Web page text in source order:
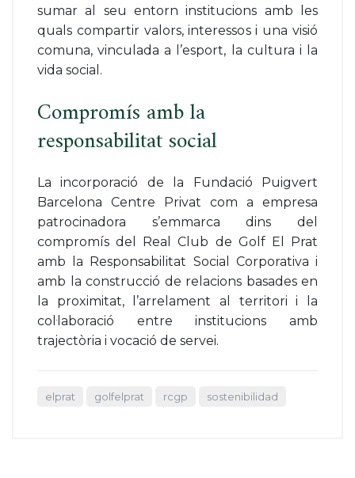
sumar al seu entorn institucions amb les
quals compartir valors, interessos i una visió
comuna, vinculada a l’esport, la cultura i la
vida social.
Compromís amb la
responsabilitat social
La incorporació de la Fundació Puigvert
Barcelona Centre Privat com a empresa
patrocinadora s’emmarca dins del
compromís del Real Club de Golf El Prat
amb la Responsabilitat Social Corporativa i
amb la construcció de relacions basades en
la proximitat, l’arrelament al territori i la
col·laboració entre institucions amb
trajectòria i vocació de servei.
elprat golfelprat rcgp sostenibilidad